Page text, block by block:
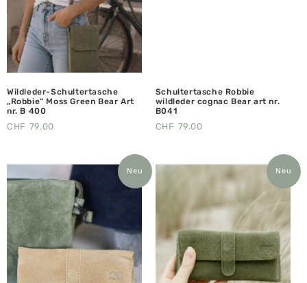
Wildleder-Schultertasche
„Robbie“ Moss Green Bear Art
nr. B 400
CHF 79.00
Schultertasche Robbie
wildleder cognac Bear art nr.
B041
CHF 79.00
Neu Neu